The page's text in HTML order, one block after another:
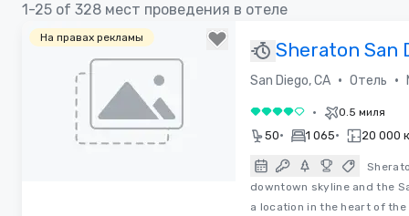
1-25 of 328 мест проведения в отеле
На правах рекламы
Sheraton San
Resort
San Diego, CA • Отель •
4 из 5 • 0.5 миля
50• 1 065• 20 000
downtown skyline and the
a location in the heart of the